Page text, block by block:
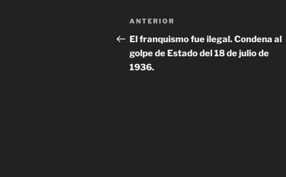
Navegación
de
entradas
Entrada
anterior
ANTERIOR
El franquismo fue ilegal. Condena al
golpe de Estado del 18 de julio de
1936.